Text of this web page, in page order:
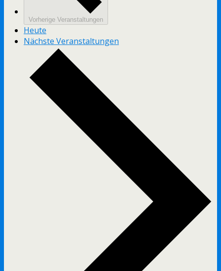
Vorherige Veranstaltungen
Heute
Nächste Veranstaltungen